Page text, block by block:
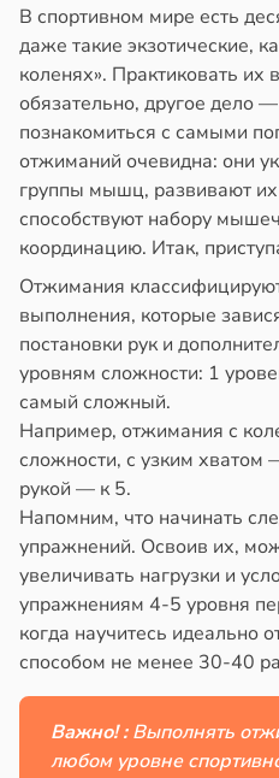
в 20:58
В спортивном мире есть
даже такие экзотические,
коленях». Практиковать их
обязательно, другое дело
познакомиться с самыми
отжиманий очевидна: они
группы мышц, развивают их
способствуют набору
координацию. Итак,
Отжимания
выполнения, которые
постановки рук и
уровням сложности: 1
самый сложный.
Например, отжимания с
сложности, с узким хватом
рукой — к 5.
Напомним, что начинать
упражнений. Освоив их,
увеличивать нагрузки и
упражнениям 4-5 уровня
когда научитесь идеально
способом не менее 30-40
Важно! :Выполнять
любом уровне